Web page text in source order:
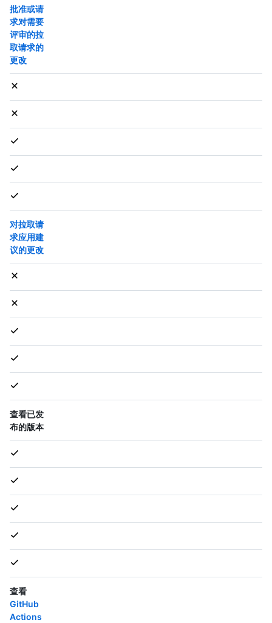
批准或请
求对需要
评审的拉
取请求的
更改
对拉取请
求应用建
议的更改
查看已发
布的版本
查看
GitHub
Actions